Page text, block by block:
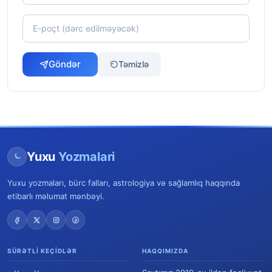
Göndər Təmizlə
Yuxu Yozmalari
Yuxu yozmaları, bürc falları, astrologiya və sağlamlıq haqqında
etibarlı məlumat mənbəyi.
SÜRƏTLI KEÇIDLƏR HAQQIMIZDA